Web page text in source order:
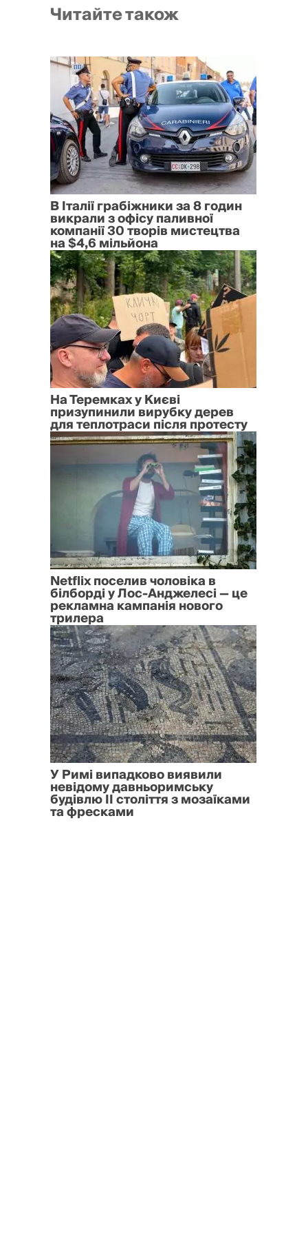
Читайте також
В Італії грабіжники за 8 годин
викрали з офісу паливної
компанії 30 творів мистецтва
на $4,6 мільйона
На Теремках у Києві
призупинили вирубку дерев
для теплотраси після протесту
Netflix поселив чоловіка в
білборді у Лос-Анджелесі — це
рекламна кампанія нового
трилера
У Римі випадково виявили
невідому давньоримську
будівлю II століття з мозаїками
та фресками